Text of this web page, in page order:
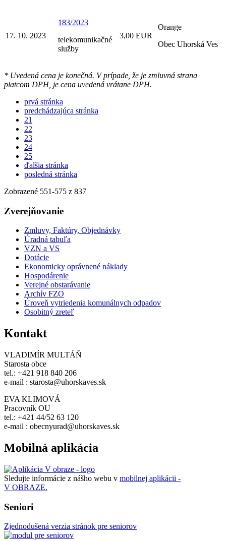
17. 10. 2023
183/2023
telekomunikačné
služby
3,00 EUR
Orange
Obec Uhorská Ves
* Uvedená cena je konečná. V prípade, že je zmluvná strana
platcom DPH, je cena uvedená vrátane DPH.
prvá stránka
predchádzajúca stránka
21
22
23
24
25
ďalšia stránka
posledná stránka
Zobrazené 551-575 z 837
Zverejňovanie
Zmluvy, Faktúry, Objednávky
Úradná tabuľa
VZN a VS
Dotácie
Ekonomicky oprávnené náklady
Hospodárenie
Verejné obstarávanie
Archív FZO
Úroveň vytriedenia komunálnych odpadov
Osobitný zreteľ
Kontakt
VLADIMÍR MULTÁŇ
Starosta obce
tel.: +421 918 840 206
e-mail : starosta@uhorskaves.sk
EVA KLIMOVÁ
Pracovník OU
tel.: +421 44/52 63 120
e-mail : obecnyurad@uhorskaves.sk
Mobilná aplikácia
Sledujte informácie z nášho webu v mobilnej aplikácii -
V OBRAZE.
Seniori
Zjednodušená verzia stránok pre seniorov